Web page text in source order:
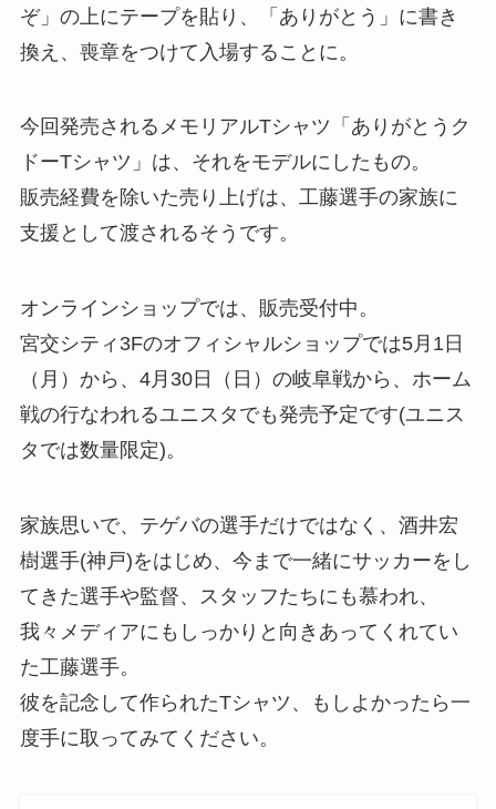
ぞ」の上にテープを貼り、「ありがとう」に書き
換え、喪章をつけて入場することに。
今回発売されるメモリアルTシャツ「ありがとうク
ドーTシャツ」は、それをモデルにしたもの。
販売経費を除いた売り上げは、工藤選手の家族に
支援として渡されるそうです。
オンラインショップでは、販売受付中。
宮交シティ3Fのオフィシャルショップでは5月1日
（月）から、4月30日（日）の岐阜戦から、ホーム
戦の行なわれるユニスタでも発売予定です(ユニス
タでは数量限定)。
家族思いで、テゲバの選手だけではなく、酒井宏
樹選手(神戸)をはじめ、今まで一緒にサッカーをし
てきた選手や監督、スタッフたちにも慕われ、
我々メディアにもしっかりと向きあってくれてい
た工藤選手。
彼を記念して作られたTシャツ、もしよかったら一
度手に取ってみてください。